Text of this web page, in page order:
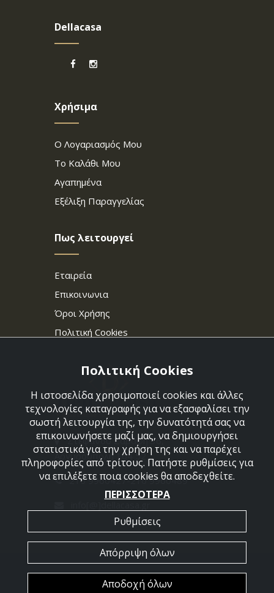
Dellacasa
Χρήσιμα
Ο Λογαριασμός Μου
Το Καλάθι Μου
Αγαπημένα
Εξέλιξη Παραγγελίας
Πως λειτουργεί
Εταιρεία
Επικοινωνια
Όροι Χρήσης
Πολιτική Cookies
Στεφάνου Σαράφη 36,
Αργυρούπολη 164 52
210 9960427-210 9960489
2026 @ All Rights Reserved - Dellacasa
Πολιτική Cookies
Η ιστοσελίδα χρησιμοποιεί cookies και άλλες
τεχνολογίες καταγραφής για να εξασφαλίσει την
σωστή λειτουργία της, την δυνατότητά σας να
επικοινωνήσετε μαζί μας, να δημιουργήσει
στατιστικά για την χρήση της και να παρέχει
πληροφορίες από τρίτους. Πατήστε ρυθμίσεις για
να επιλέξετε ποια cookies θα αποδεχθείτε.
ΠΕΡΙΣΣΟΤΕΡΑ
Ρυθμίσεις
Απόρριψη όλων
Αποδοχή όλων